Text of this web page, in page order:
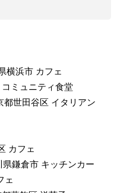
横浜市 カフェ
ミュニティ食堂
都世田谷区 イタリアン
カフェ
鎌倉市 キッチンカー
ェ